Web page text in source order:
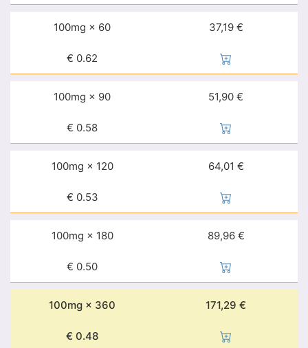
100mg × 60 37,19 €
€ 0.62
100mg × 90 51,90 €
€ 0.58
100mg × 120 64,01 €
€ 0.53
100mg × 180 89,96 €
€ 0.50
100mg × 360 171,29 €
€ 0.48